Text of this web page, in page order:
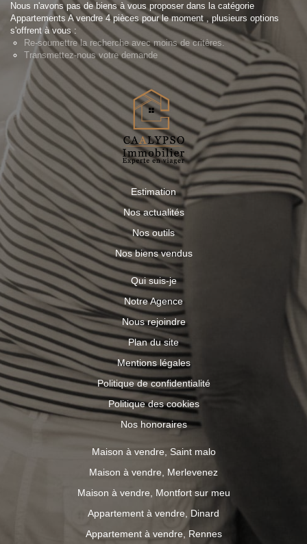
Nous n'avons pas de biens à vous proposer dans la catégorie
Appartements A vendre 4 pièces pour le moment , plusieurs options
s'offrent à vous :
Re-soumettre la recherche avec moins de critères.
Transmettez-nous votre demande
Estimation
Nos actualités
Nos outils
Nos biens vendus
Qui suis-je
Notre Agence
Nous rejoindre
Plan du site
Mentions légales
Politique de confidentialité
Politique des cookies
Nos honoraires
Maison à vendre, Saint malo
Maison à vendre, Merlevenez
Maison à vendre, Montfort sur meu
Appartement à vendre, Dinard
Appartement à vendre, Rennes